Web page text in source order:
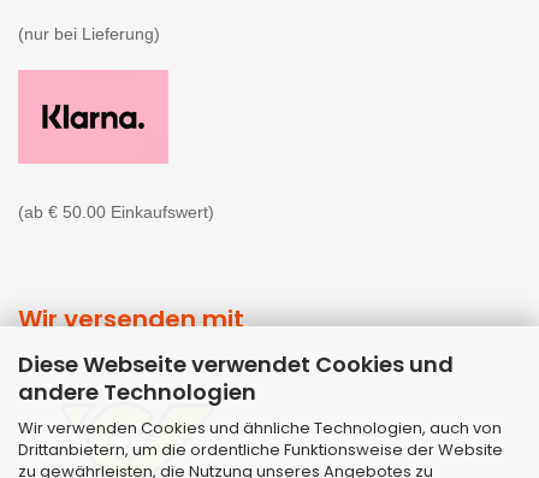
Diese Webseite verwendet Cookies und
andere Technologien
Wir verwenden Cookies und ähnliche Technologien, auch von
Drittanbietern, um die ordentliche Funktionsweise der Website
zu gewährleisten, die Nutzung unseres Angebotes zu
(nur bei Lieferung)
(ab € 50.00 Einkaufswert)
Wir versenden mit